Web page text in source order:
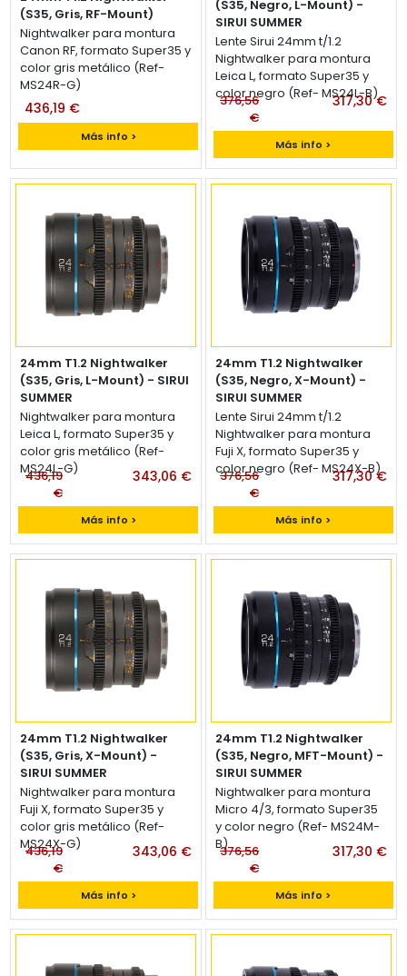
(S35, Gris, RF-Mount)
Lente Sirui 24mm t/1.2
Nightwalker para montura
Canon RF, formato Super35 y
color gris metálico (Ref-
MS24R-G)
Más info >
436,19 €
(S35, Negro, L-Mount) -
SIRUI SUMMER
Lente Sirui 24mm t/1.2
Nightwalker para montura
Leica L, formato Super35 y
color negro (Ref- MS24L-B)
Más info >
376,56
€
317,30 €
24mm T1.2 Nightwalker
(S35, Gris, L-Mount) - SIRUI
SUMMER
Lente Sirui 24mm t/1.2
Nightwalker para montura
Leica L, formato Super35 y
color gris metálico (Ref-
MS24L-G)
Más info >
436,19
€
343,06 €
24mm T1.2 Nightwalker
(S35, Negro, X-Mount) -
SIRUI SUMMER
Lente Sirui 24mm t/1.2
Nightwalker para montura
Fuji X, formato Super35 y
color negro (Ref- MS24X-B)
Más info >
376,56
€
317,30 €
24mm T1.2 Nightwalker
(S35, Gris, X-Mount) -
SIRUI SUMMER
Lente Sirui 24mm t/1.2
Nightwalker para montura
Fuji X, formato Super35 y
color gris metálico (Ref-
MS24X-G)
Más info >
436,19
€
343,06 €
24mm T1.2 Nightwalker
(S35, Negro, MFT-Mount) -
SIRUI SUMMER
Lente Sirui 24mm t/1.2
Nightwalker para montura
Micro 4/3, formato Super35
y color negro (Ref- MS24M-
B)
Más info >
376,56
€
317,30 €